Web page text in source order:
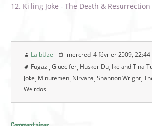
Killing Joke - The Death & Resurrection
La bUze mercredi 4 février 2009 , 22:44
Fugazi Gluecifer Husker Du Ike and Tina
Joke Minutemen Nirvana Shannon Wright
Weirdos